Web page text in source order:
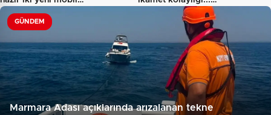
GÜNDEM
Marmara Adası açıklarında arızalanan tekne